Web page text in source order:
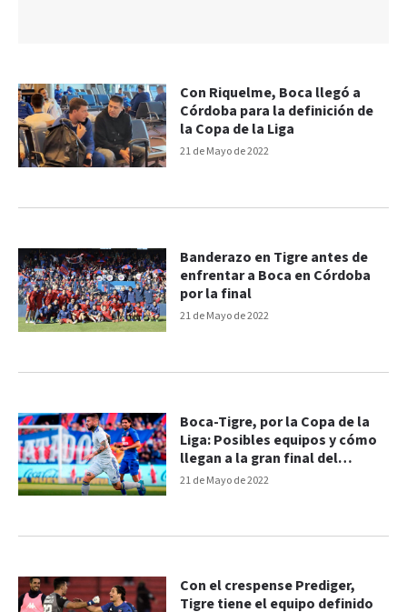
21 de Mayo de 2022
Con Riquelme, Boca llegó a
Córdoba para la definición de
la Copa de la Liga
21 de Mayo de 2022
Banderazo en Tigre antes de
enfrentar a Boca en Córdoba
por la final
21 de Mayo de 2022
Boca-Tigre, por la Copa de la
Liga: Posibles equipos y cómo
llegan a la gran final del
domingo
Con el crespense Prediger,
Tigre tiene el equipo definido